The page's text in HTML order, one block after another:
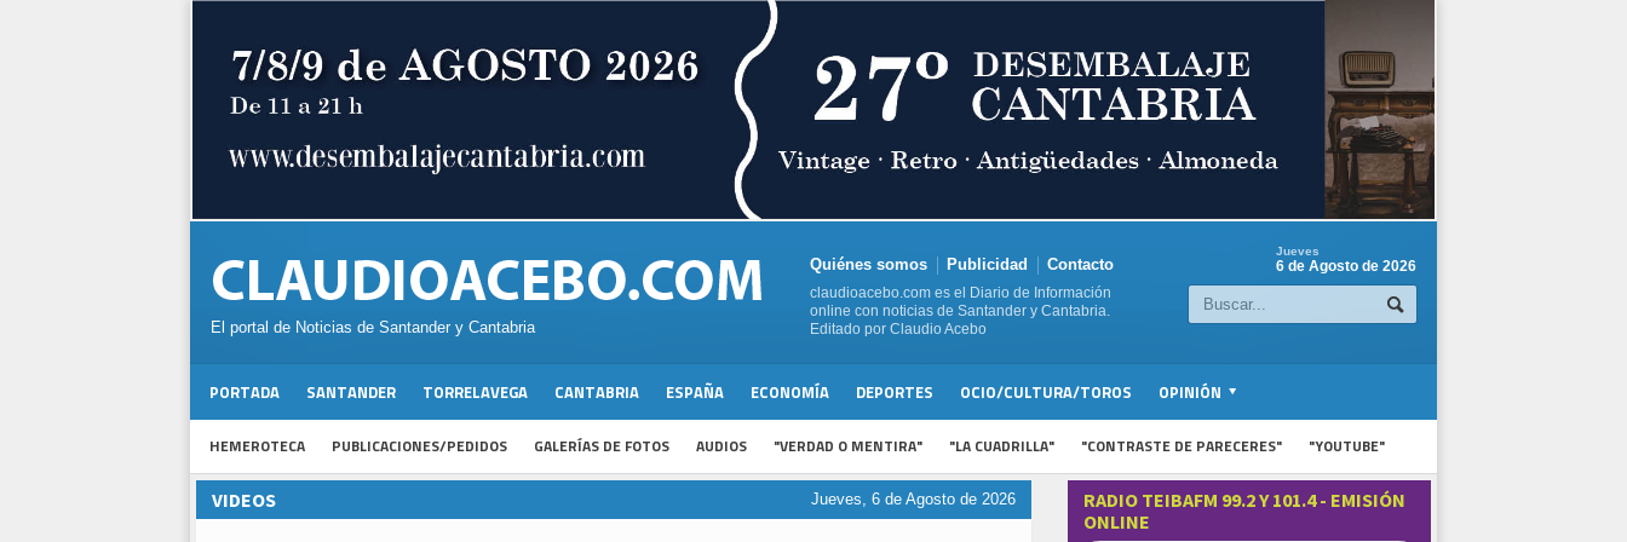
El portal de Noticias de Santander y Cantabria
Quiénes somos Publicidad Contacto
claudioacebo.com es el Diario de Información
online con noticias de Santander y Cantabria.
Editado por Claudio Acebo
Jueves
6 de Agosto de 2026
PORTADA SANTANDER TORRELAVEGA CANTABRIA ESPAÑA ECONOMÍA DEPORTES OCIO/CULTURA/TOROS OPINIÓN
HEMEROTECA PUBLICACIONES/PEDIDOS GALERÍAS DE FOTOS AUDIOS "VERDAD O MENTIRA" "LA CUADRILLA" "CONTRASTE DE PARECERES" "YOUTUBE"
Jueves, 6 de Agosto de 2026
VIDEOS
RADIO TEIBAFM 99.2 Y 101.4 - EMISIÓN
ONLINE